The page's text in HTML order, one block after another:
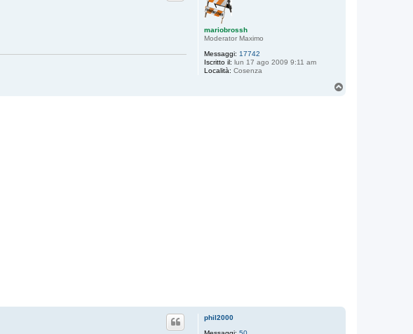
mariobrossh
Moderator Maximo
Messaggi: 17742
Iscritto il: lun 17 ago 2009 9:11 am
Località: Cosenza
phil2000